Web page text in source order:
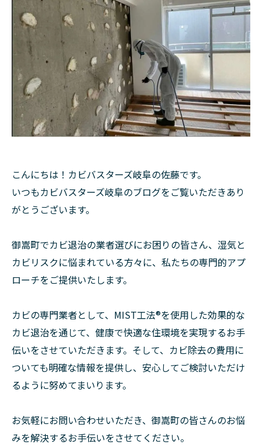
こんにちは！カビバスターズ岐阜の佐藤です。
いつもカビバスターズ岐阜のブログをご覧いただきあり
がとうございます。
御嵩町でカビ退治の業者選びにお困りの皆さん、湿気と
カビリスクに悩まれている方々に、私たちの専門的アプ
ローチをご提供いたします。
カビの専門業者として、MIST工法®を使用した効果的な
カビ退治を通じて、健康で快適な住環境を実現するお手
伝いをさせていただきます。そして、カビ除去の費用に
ついても明確な情報を提供し、安心してご検討いただけ
るように努めてまいります。
お気軽にお問い合わせいただき、御嵩町の皆さんのお悩
みを解決するお手伝いをさせてください。